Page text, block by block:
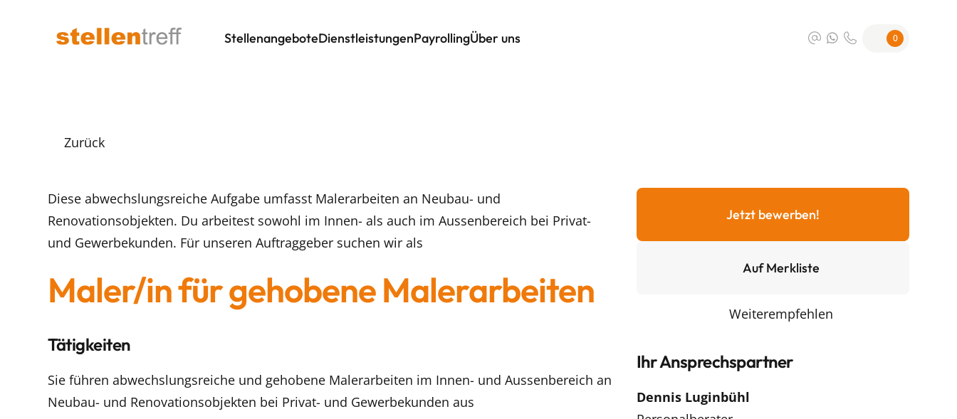
StellenangeboteDienstleistungenPayrollingÜber uns 0
Zurück
Diese abwechslungsreiche Aufgabe umfasst Malerarbeiten an Neubau- und
Renovationsobjekten. Du arbeitest sowohl im Innen- als auch im Aussenbereich bei Privat-
und Gewerbekunden. Für unseren Auftraggeber suchen wir als
Maler/in für gehobene Malerarbeiten
Tätigkeiten
Sie führen abwechslungsreiche und gehobene Malerarbeiten im Innen- und Aussenbereich an
Neubau- und Renovationsobjekten bei Privat- und Gewerbekunden aus
Jetzt bewerben!
Auf Merkliste
Weiterempfehlen
Ihr Ansprechspartner
Dennis Luginbühl